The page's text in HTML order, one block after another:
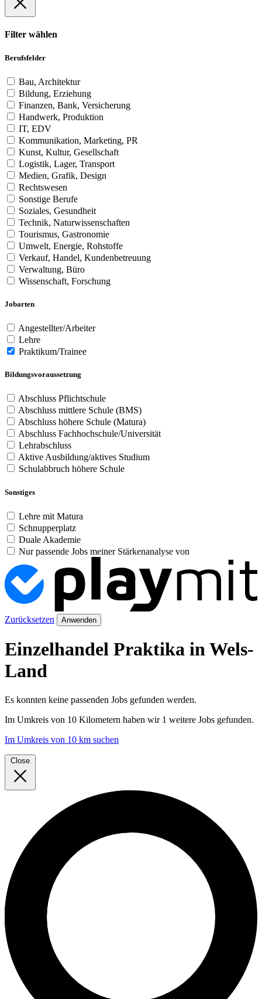
Filter wählen
Berufsfelder
Bau, Architektur
Bildung, Erziehung
Finanzen, Bank, Versicherung
Handwerk, Produktion
IT, EDV
Kommunikation, Marketing, PR
Kunst, Kultur, Gesellschaft
Logistik, Lager, Transport
Medien, Grafik, Design
Rechtswesen
Sonstige Berufe
Soziales, Gesundheit
Technik, Naturwissenschaften
Tourismus, Gastronomie
Umwelt, Energie, Rohstoffe
Verkauf, Handel, Kundenbetreuung
Verwaltung, Büro
Wissenschaft, Forschung
Jobarten
Angestellter/Arbeiter
Lehre
Praktikum/Trainee
Bildungsvoraussetzung
Abschluss Pflichtschule
Abschluss mittlere Schule (BMS)
Abschluss höhere Schule (Matura)
Abschluss Fachhochschule/Universität
Lehrabschluss
Aktive Ausbildung/aktives Studium
Schulabbruch höhere Schule
Sonstiges
Lehre mit Matura
Schnupperplatz
Duale Akademie
Nur passende Jobs meiner Stärkenanalyse von
Zurücksetzen Anwenden
Einzelhandel Praktika in Wels-
Land
Es konnten keine passenden Jobs gefunden werden.
Im Umkreis von 10 Kilometern haben wir 1 weitere Jobs gefunden.
Im Umkreis von 10 km suchen
Close